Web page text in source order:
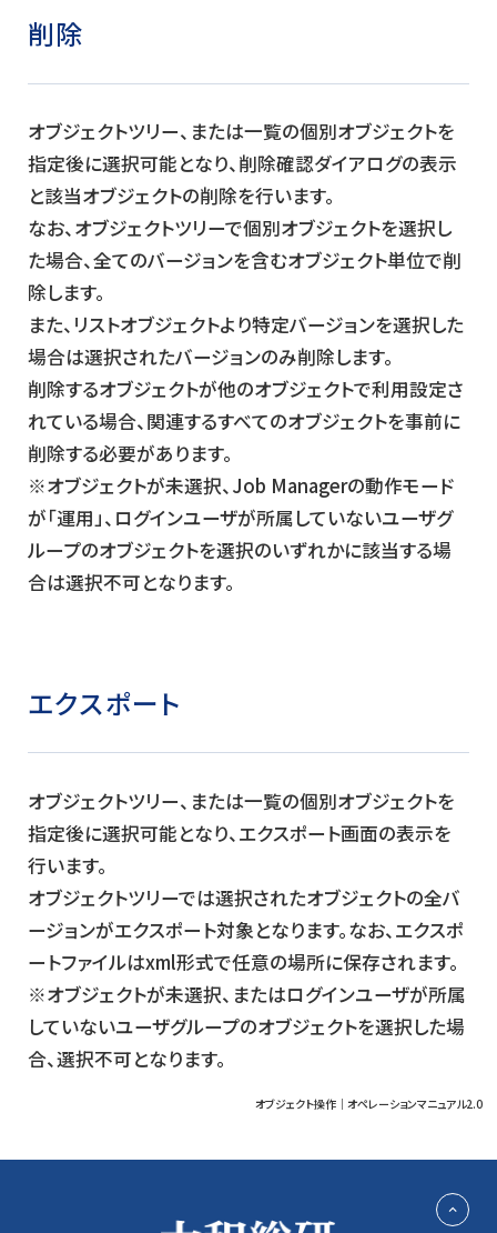
削除
オブジェクトツリー、または一覧の個別オブジェクトを
指定後に選択可能となり、削除確認ダイアログの表示
と該当オブジェクトの削除を行います。
なお、オブジェクトツリーで個別オブジェクトを選択し
た場合、全てのバージョンを含むオブジェクト単位で削
除します。
また、リストオブジェクトより特定バージョンを選択した
場合は選択されたバージョンのみ削除します。
削除するオブジェクトが他のオブジェクトで利用設定さ
れている場合、関連するすべてのオブジェクトを事前に
削除する必要があります。
※オブジェクトが未選択、Job Managerの動作モード
が「運用」、ログインユーザが所属していないユーザグ
ループのオブジェクトを選択のいずれかに該当する場
合は選択不可となります。
エクスポート
オブジェクトツリー、または一覧の個別オブジェクトを
指定後に選択可能となり、エクスポート画面の表示を
行います。
オブジェクトツリーでは選択されたオブジェクトの全バ
ージョンがエクスポート対象となります。なお、エクスポ
ートファイルはxml形式で任意の場所に保存されます。
※オブジェクトが未選択、またはログインユーザが所属
していないユーザグループのオブジェクトを選択した場
合、選択不可となります。
オブジェクト操作｜オペレーションマニュアル2.0